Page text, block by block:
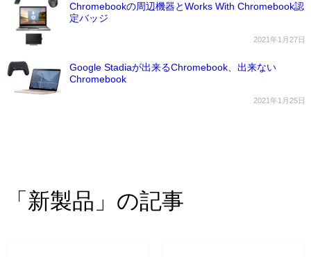
Chromebookの周辺機器とWorks With Chromebook認
定バッジ
2021年1月27日
Google Stadiaが出来るChromebook、出来ない
Chromebook
2021年1月25日
「新製品」の記事